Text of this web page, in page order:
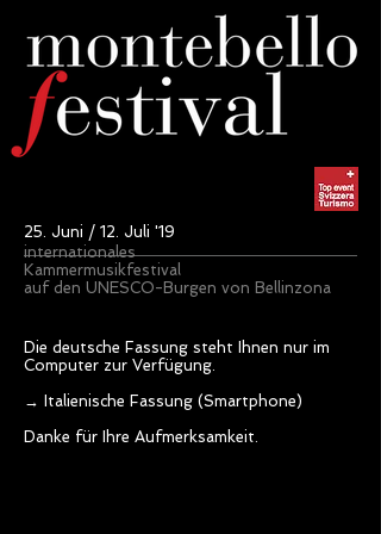
25. Juni / 12. Juli '19
internationales
Kammermusikfestival
auf den UNESCO-Burgen von Bellinzona
Die deutsche Fassung steht Ihnen nur im
Computer zur Verfügung.
→ Italienische Fassung (Smartphone)
Danke für Ihre Aufmerksamkeit.